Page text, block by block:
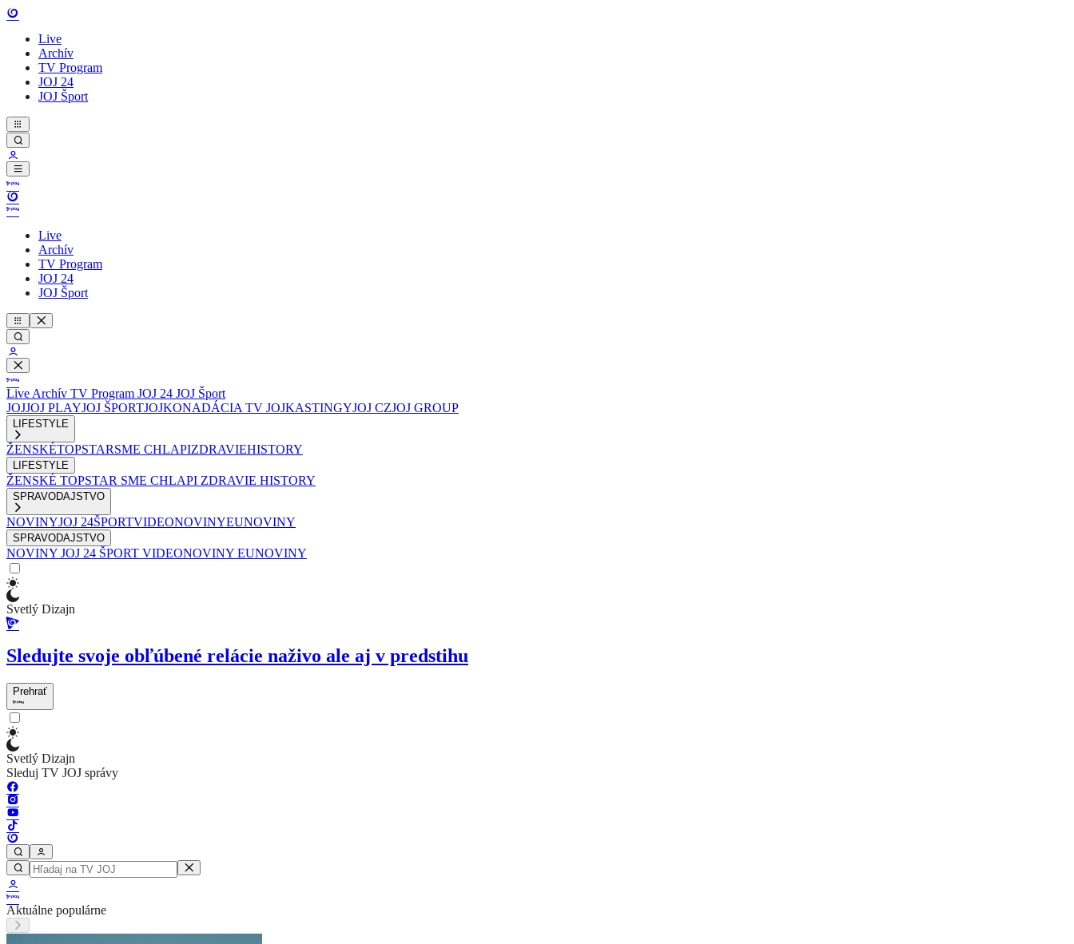
Live
Archív
TV Program
JOJ 24
JOJ Šport
Live
Archív
TV Program
JOJ 24
JOJ Šport
Live Archív TV Program JOJ 24 JOJ Šport
JOJJOJ PLAYJOJ ŠPORTJOJKONADÁCIA TV JOJKASTINGYJOJ CZJOJ GROUP
LIFESTYLE
ŽENSKÉTOPSTARSME CHLAPIZDRAVIEHISTORY
LIFESTYLE
ŽENSKÉ TOPSTAR SME CHLAPI ZDRAVIE HISTORY
SPRAVODAJSTVO
NOVINYJOJ 24ŠPORTVIDEONOVINYEUNOVINY
SPRAVODAJSTVO
NOVINY JOJ 24 ŠPORT VIDEONOVINY EUNOVINY
Svetlý Dizajn
Sledujte svoje obľúbené relácie naživo ale aj v predstihu
Prehrať
Svetlý Dizajn
Sleduj TV JOJ správy
Aktuálne populárne